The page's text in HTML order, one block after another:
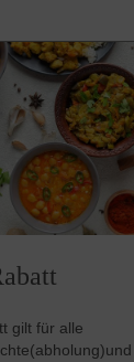
gilt für alle